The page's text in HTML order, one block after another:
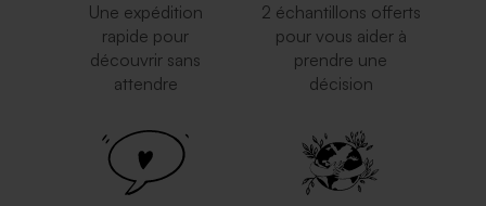
Une expédition
rapide pour
découvrir sans
attendre
2 échantillons offerts
pour vous aider à
prendre une
décision